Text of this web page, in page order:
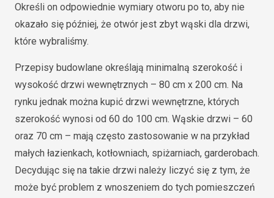
Określi on odpowiednie wymiary otworu po to, aby nie
okazało się później, że otwór jest zbyt wąski dla drzwi,
które wybraliśmy.
Przepisy budowlane określają minimalną szerokość i
wysokość drzwi wewnętrznych – 80 cm x 200 cm. Na
rynku jednak można kupić drzwi wewnętrzne, których
szerokość wynosi od 60 do 100 cm. Wąskie drzwi – 60
oraz 70 cm – mają często zastosowanie w na przykład
małych łazienkach, kotłowniach, spiżarniach, garderobach.
Decydując się na takie drzwi należy liczyć się z tym, że
może być problem z wnoszeniem do tych pomieszczeń